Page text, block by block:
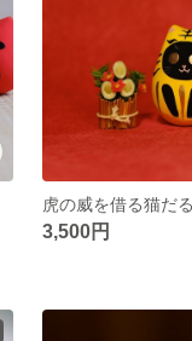
虎の威を借る猫だ
3,500円